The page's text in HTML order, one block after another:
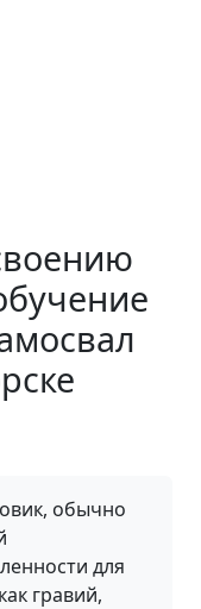
обычно
для
гравий,